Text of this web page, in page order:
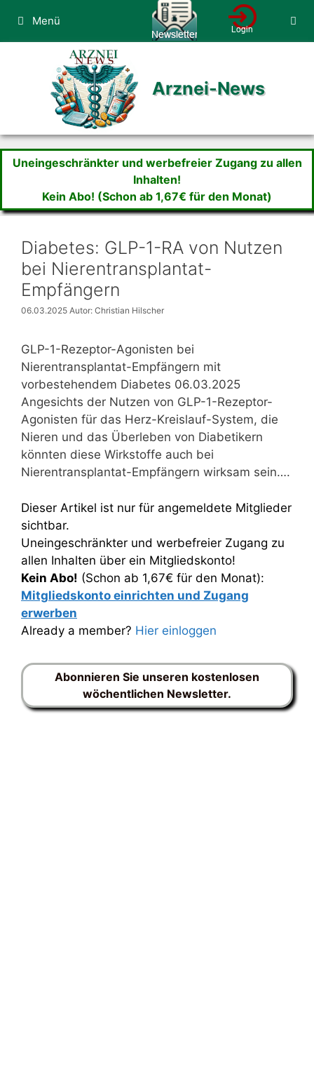
Inhalt
springen
Menü
Arznei-News
Uneingeschränkter und werbefreier Zugang zu allen
Inhalten!
Kein Abo! (Schon ab 1,67€ für den Monat)
Diabetes: GLP-1-RA von Nutzen
bei Nierentransplantat-
Empfängern
06.03.2025 Autor: Christian Hilscher
GLP-1-Rezeptor-Agonisten bei
Nierentransplantat-Empfängern mit
vorbestehendem Diabetes 06.03.2025
Angesichts der Nutzen von GLP-1-Rezeptor-
Agonisten für das Herz-Kreislauf-System, die
Nieren und das Überleben von Diabetikern
könnten diese Wirkstoffe auch bei
Nierentransplantat-Empfängern wirksam sein….
Dieser Artikel ist nur für angemeldete Mitglieder
sichtbar.
Uneingeschränkter und werbefreier Zugang zu
allen Inhalten über ein Mitgliedskonto!
Kein Abo! (Schon ab 1,67€ für den Monat):
Mitgliedskonto einrichten und Zugang
erwerben
Already a member? Hier einloggen
Abonnieren Sie unseren kostenlosen
wöchentlichen Newsletter.